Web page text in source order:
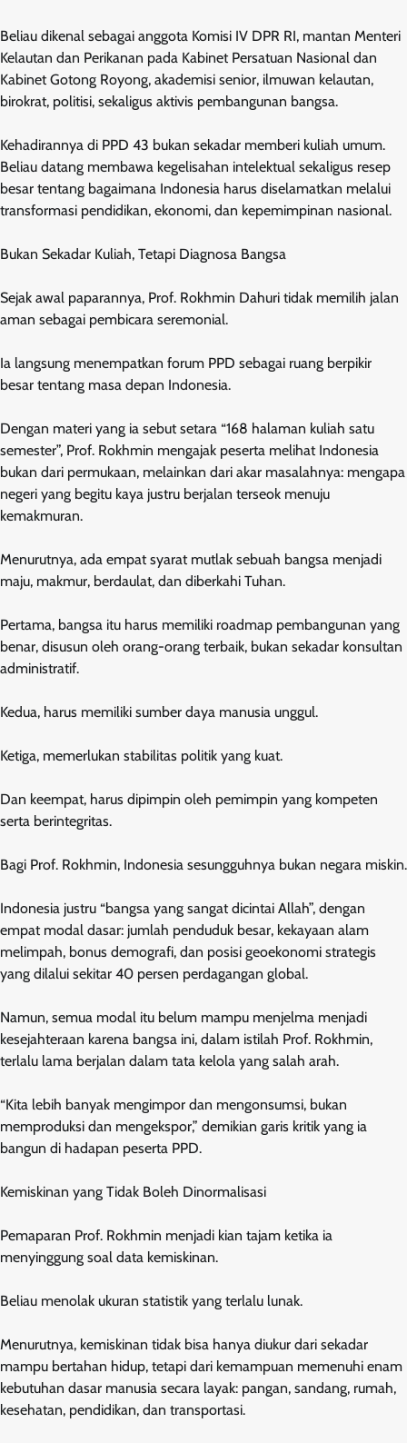
Beliau dikenal sebagai anggota Komisi IV DPR RI, mantan Menteri
Kelautan dan Perikanan pada Kabinet Persatuan Nasional dan
Kabinet Gotong Royong, akademisi senior, ilmuwan kelautan,
birokrat, politisi, sekaligus aktivis pembangunan bangsa.
Kehadirannya di PPD 43 bukan sekadar memberi kuliah umum.
Beliau datang membawa kegelisahan intelektual sekaligus resep
besar tentang bagaimana Indonesia harus diselamatkan melalui
transformasi pendidikan, ekonomi, dan kepemimpinan nasional.
Bukan Sekadar Kuliah, Tetapi Diagnosa Bangsa
Sejak awal paparannya, Prof. Rokhmin Dahuri tidak memilih jalan
aman sebagai pembicara seremonial.
Ia langsung menempatkan forum PPD sebagai ruang berpikir
besar tentang masa depan Indonesia.
Dengan materi yang ia sebut setara “168 halaman kuliah satu
semester”, Prof. Rokhmin mengajak peserta melihat Indonesia
bukan dari permukaan, melainkan dari akar masalahnya: mengapa
negeri yang begitu kaya justru berjalan terseok menuju
kemakmuran.
Menurutnya, ada empat syarat mutlak sebuah bangsa menjadi
maju, makmur, berdaulat, dan diberkahi Tuhan.
Pertama, bangsa itu harus memiliki roadmap pembangunan yang
benar, disusun oleh orang-orang terbaik, bukan sekadar konsultan
administratif.
Kedua, harus memiliki sumber daya manusia unggul.
Ketiga, memerlukan stabilitas politik yang kuat.
Dan keempat, harus dipimpin oleh pemimpin yang kompeten
serta berintegritas.
Bagi Prof. Rokhmin, Indonesia sesungguhnya bukan negara miskin.
Indonesia justru “bangsa yang sangat dicintai Allah”, dengan
empat modal dasar: jumlah penduduk besar, kekayaan alam
melimpah, bonus demografi, dan posisi geoekonomi strategis
yang dilalui sekitar 40 persen perdagangan global.
Namun, semua modal itu belum mampu menjelma menjadi
kesejahteraan karena bangsa ini, dalam istilah Prof. Rokhmin,
terlalu lama berjalan dalam tata kelola yang salah arah.
“Kita lebih banyak mengimpor dan mengonsumsi, bukan
memproduksi dan mengekspor,” demikian garis kritik yang ia
bangun di hadapan peserta PPD.
Kemiskinan yang Tidak Boleh Dinormalisasi
Pemaparan Prof. Rokhmin menjadi kian tajam ketika ia
menyinggung soal data kemiskinan.
Beliau menolak ukuran statistik yang terlalu lunak.
Menurutnya, kemiskinan tidak bisa hanya diukur dari sekadar
mampu bertahan hidup, tetapi dari kemampuan memenuhi enam
kebutuhan dasar manusia secara layak: pangan, sandang, rumah,
kesehatan, pendidikan, dan transportasi.